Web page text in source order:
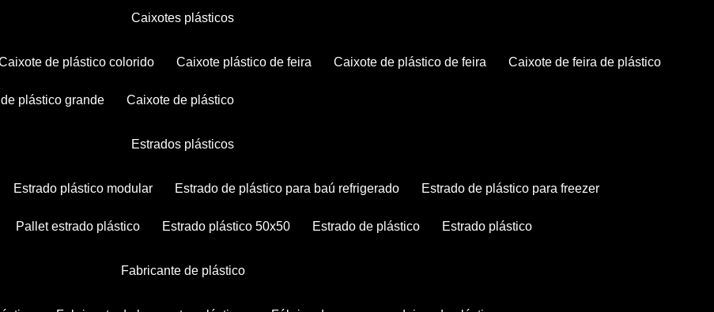
caixotes plásticos
caixote de plástico colorido caixote plástico de feira caixote de plástico de feira caixote de feira de plástico
de plástico grande caixote de plástico
estrados plásticos
estrado plástico modular estrado de plástico para baú refrigerado estrado de plástico para freezer
pallet estrado plástico estrado plástico 50x50 estrado de plástico estrado plástico
fabricante de plástico